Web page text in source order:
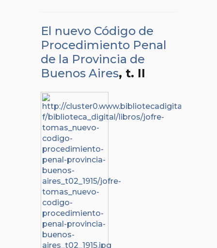
El nuevo Código de
Procedimiento Penal
de la Provincia de
Buenos Aires, t. II